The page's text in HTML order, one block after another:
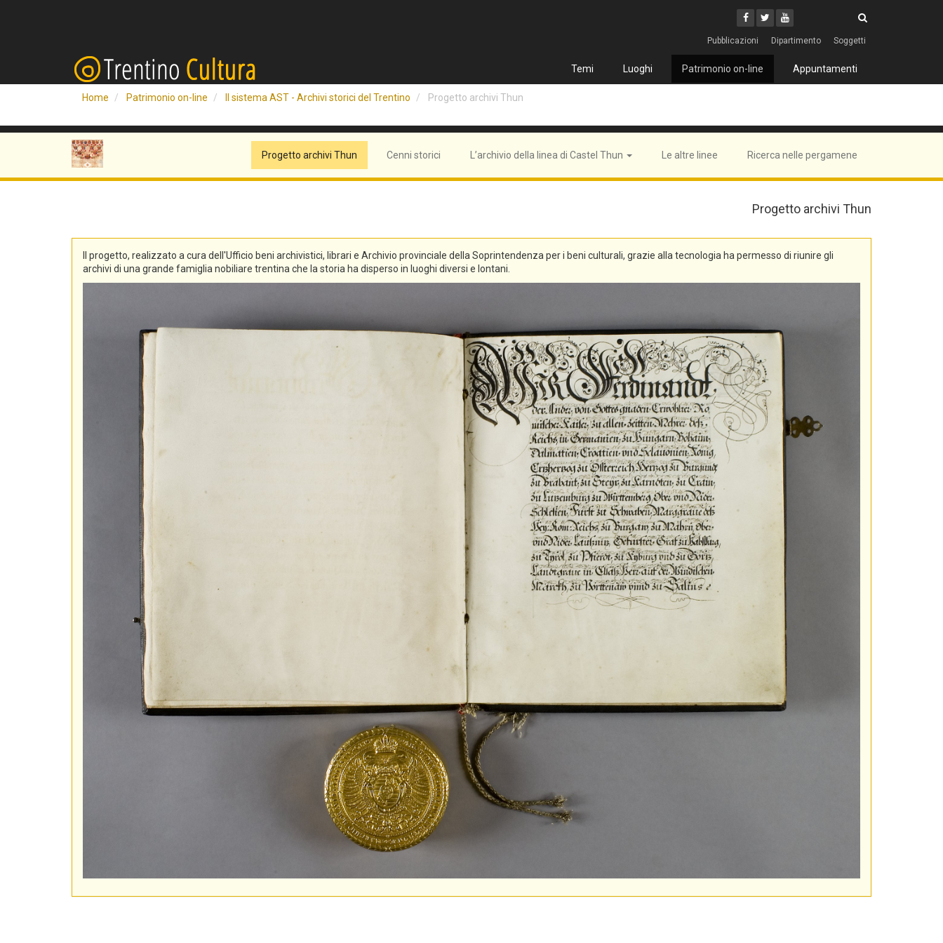
Facebook
Twitter
Youtube
Pubblicazioni Dipartimento Soggetti
Temi Luoghi Patrimonio on-line Appuntamenti
Home Patrimonio on-line Il sistema AST - Archivi storici del Trentino Progetto archivi Thun
Progetto archivi Thun Cenni storici L’archivio della linea di Castel Thun Le altre linee Ricerca nelle pergamene
Progetto archivi Thun
Il progetto, realizzato a cura dell'Ufficio beni archivistici, librari e Archivio provinciale della Soprintendenza per i beni culturali, grazie alla tecnologia ha permesso di riunire gli
archivi di una grande famiglia nobiliare trentina che la storia ha disperso in luoghi diversi e lontani.